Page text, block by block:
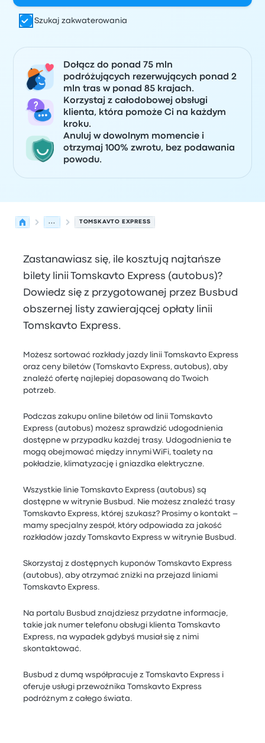
Szukaj zakwaterowania
Dołącz do ponad 75 mln
podróżujących rezerwujących ponad 2
mln tras w ponad 85 krajach.
Korzystaj z całodobowej obsługi
klienta, która pomoże Ci na każdym
kroku.
Anuluj w dowolnym momencie i
otrzymaj 100% zwrotu, bez podawania
powodu.
... TOMSKAVTO EXPRESS
Zastanawiasz się, ile kosztują najtańsze
bilety linii Tomskavto Express (autobus)?
Dowiedz się z przygotowanej przez Busbud
obszernej listy zawierającej opłaty linii
Tomskavto Express.
Możesz sortować rozkłady jazdy linii Tomskavto Express
oraz ceny biletów (Tomskavto Express, autobus), aby
znaleźć ofertę najlepiej dopasowaną do Twoich
potrzeb.
Podczas zakupu online biletów od linii Tomskavto
Express (autobus) możesz sprawdzić udogodnienia
dostępne w przypadku każdej trasy. Udogodnienia te
mogą obejmować między innymi WiFi, toalety na
pokładzie, klimatyzację i gniazdka elektryczne.
Wszystkie linie Tomskavto Express (autobus) są
dostępne w witrynie Busbud. Nie możesz znaleźć trasy
Tomskavto Express, której szukasz? Prosimy o kontakt –
mamy specjalny zespół, który odpowiada za jakość
rozkładów jazdy Tomskavto Express w witrynie Busbud.
Skorzystaj z dostępnych kuponów Tomskavto Express
(autobus), aby otrzymać zniżki na przejazd liniami
Tomskavto Express.
Na portalu Busbud znajdziesz przydatne informacje,
takie jak numer telefonu obsługi klienta Tomskavto
Express, na wypadek gdybyś musiał się z nimi
skontaktować.
Busbud z dumą współpracuje z Tomskavto Express i
oferuje usługi przewoźnika Tomskavto Express
podróżnym z całego świata.